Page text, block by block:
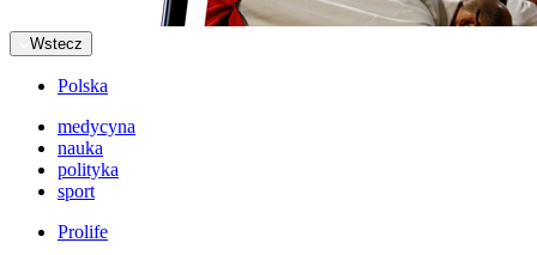
Wstecz
Polska
medycyna
nauka
polityka
sport
Prolife